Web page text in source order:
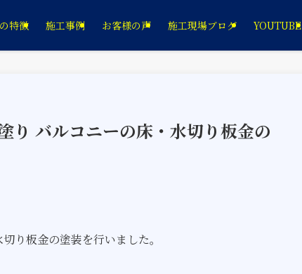
特徴 施工事例 お客様の声 施工現場ブログ YOUTUBE
り バルコニーの床・水切り板金の
り板金の塗装を行いました。